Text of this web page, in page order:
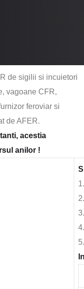
de sigilii si incuietori
vagoane CFR,
feroviar si
de AFER.
acestia
anilor !